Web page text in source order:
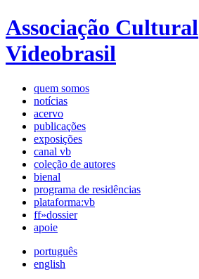
Associação Cultural
Videobrasil
quem somos
notícias
acervo
publicações
exposições
canal vb
coleção de autores
bienal
programa de residências
plataforma:vb
ff»dossier
apoie
português
english